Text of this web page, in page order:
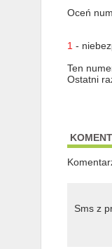
Oceń
1-
Ten
Ostatni
Sms z